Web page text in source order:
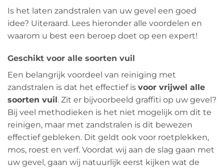
Is het laten zandstralen van uw gevel een goed
idee? Uiteraard. Lees hieronder alle voordelen en
waarom u best een beroep doet op een expert!
Geschikt voor alle soorten vuil
Een belangrijk voordeel van reiniging met
zandstralen is dat het effectief is voor vrijwel alle
soorten vuil . Zit er bijvoorbeeld graffiti op uw gevel?
Bij veel methodieken is het niet mogelijk om dit te
reinigen, maar met zandstralen is dit bewezen
effectief gebleken. Dit geldt ook voor roetplekken,
mos, roest en verf. Voordat wij aan de slag gaan met
uw gevel, gaan wij natuurlijk eerst kijken wat de